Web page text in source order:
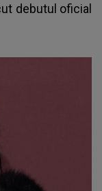
debutul oficial